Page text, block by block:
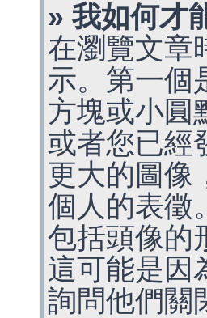
» 我如何才
在瀏覽文章
示。第一個
方塊或小圓
或者您已經
更大的圖像
個人的表徵
包括頭像的
這可能是因
詢問他們關